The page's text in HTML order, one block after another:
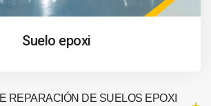
Suelo epoxi
REPARACIÓN DE SUELOS EPOXI